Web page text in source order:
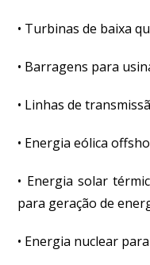
• Turbinas de baixa
• Barragens para
• Linhas de
• Energia eólica
• Energia solar
para geração de
• Energia nuclear